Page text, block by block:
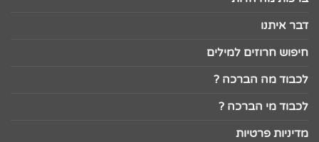
דבר איתנו
חיפוש חרוזים למילים
לכבוד מה הברכה ?
לכבוד מי הברכה ?
מדיניות פרטיות